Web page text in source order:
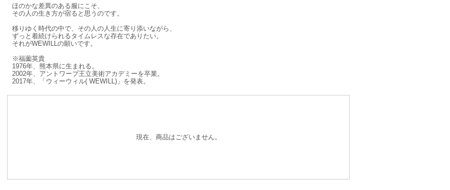
ほのかな差異のある服にこそ、
その人の生き方が宿ると思うのです。
移りゆく時代の中で、その人の人生に寄り添いながら、
ずっと着続けられるタイムレスな存在でありたい。
それがWEWILLの願いです。
※福薗英貴
1976年、熊本県に生まれる。
2002年、アントワープ王立美術アカデミーを卒業。
2017年、「ウィーウィル( WEWILL)」を発表。
現在、商品はございません。